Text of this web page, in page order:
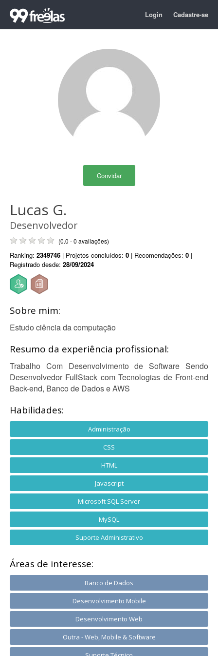
Login Cadastre-se
Convidar
Lucas G.
Desenvolvedor
(0.0 - 0 avaliações)
Ranking: 2349746 | Projetos concluídos: 0 | Recomendações: 0 |
Registrado desde: 28/09/2024
Sobre mim:
Estudo ciência da computação
Resumo da experiência profissional:
Trabalho Com Desenvolvimento de Software Sendo
Desenvolvedor FullStack com Tecnologias de Front-end
Back-end, Banco de Dados e AWS
Habilidades:
Administração
CSS
HTML
Javascript
Microsoft SQL Server
MySQL
Suporte Administrativo
Áreas de interesse:
Banco de Dados
Desenvolvimento Mobile
Desenvolvimento Web
Outra - Web, Mobile & Software